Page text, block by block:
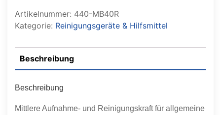
Artikelnummer: 440-MB40R
Kategorie: Reinigungsgeräte & Hilfsmittel
Beschreibung
Beschreibung
Mittlere Aufnahme- und Reinigungskraft für allgemeine